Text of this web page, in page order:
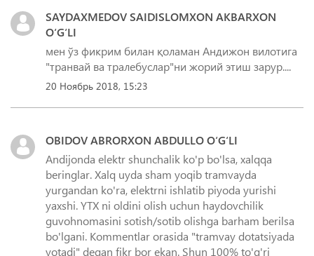
SAYDAXMEDOV SAIDISLOMXON AKBARXON
O‘G‘LI
мен ўз фикрим билан қоламан Андижон вилотига
"транвай ва тралебуслар"ни жорий этиш зарур....
20 Ноябрь 2018, 15:23
OBIDOV ABRORXON ABDULLO O‘G‘LI
Andijonda elektr shunchalik ko'p bo'lsa, xalqqa
beringlar. Xalq uyda sham yoqib tramvayda
yurgandan ko'ra, elektrni ishlatib piyoda yurishi
yaxshi. YTX ni oldini olish uchun haydovchilik
guvohnomasini sotish/sotib olishga barham berilsa
bo'lgani. Kommentlar orasida "tramvay dotatsiyada
yotadi" degan fikr bor ekan. Shun 100% to'g'ri